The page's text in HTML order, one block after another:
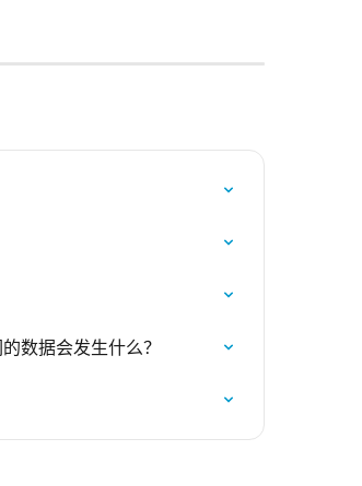
数据会发生什么？